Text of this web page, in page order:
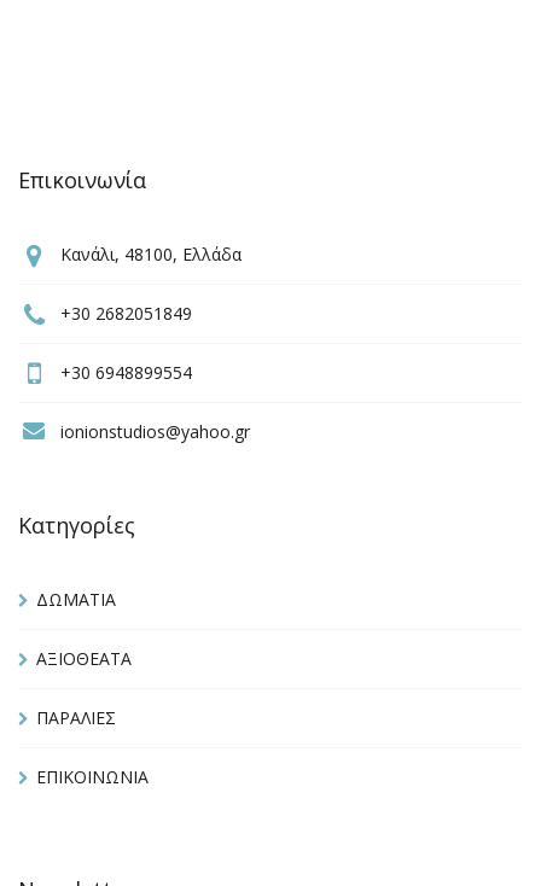
Επικοινωνία
Κανάλι, 48100, Ελλάδα
+30 2682051849
+30 6948899554
ionionstudios@yahoo.gr
Κατηγορίες
ΔΩΜΑΤΙΑ
ΑΞΙΟΘΕΑΤΑ
ΠΑΡΑΛΙΕΣ
ΕΠΙΚΟΙΝΩΝΙΑ